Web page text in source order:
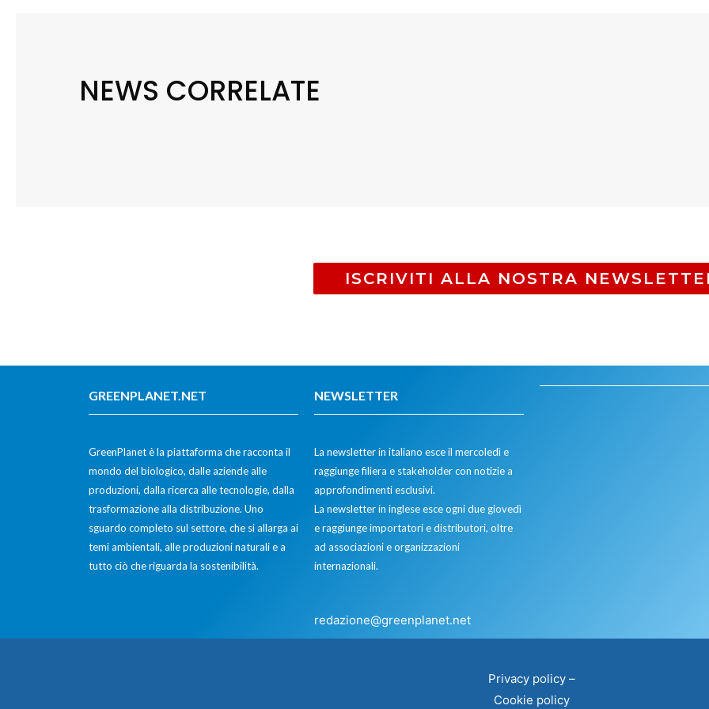
NEWS CORRELATE
ISCRIVITI ALLA NOSTRA
GREENPLANET.NET
GreenPlanet è la piattaforma che racconta il
mondo del biologico, dalle aziende alle
produzioni, dalla ricerca alle tecnologie, dalla
trasformazione alla distribuzione. Uno
sguardo completo sul settore, che si allarga ai
temi ambientali, alle produzioni naturali e a
tutto ciò che riguarda la sostenibilità.
NEWSLETTER
La newsletter in italiano esce il mercoledì e
raggiunge filiera e stakeholder con notizie a
approfondimenti esclusivi.
La newsletter in inglese esce ogni due giovedì
e raggiunge importatori e distributori, oltre
ad associazioni e organizzazioni
internazionali.
redazione@greenplanet.net
Privacy policy –
Cookie policy